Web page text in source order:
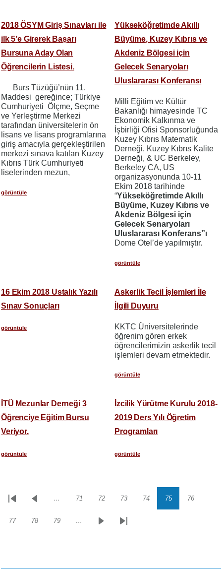
2018 ÖSYM Giriş Sınavları ile
ilk 5’e Girerek Başarı
Bursuna Aday Olan
Öğrencilerin Listesi.
Burs Tüzüğü’nün 11.
Maddesi gereğince; Türkiye
Cumhuriyeti Ölçme, Seçme
ve Yerleştirme Merkezi
tarafından üniversitelerin ön
lisans ve lisans programlarına
giriş amacıyla gerçekleştirilen
merkezi sınava katılan Kuzey
Kıbrıs Türk Cumhuriyeti
liselerinden mezun,
görüntüle
Yükseköğretimde Akıllı
Büyüme, Kuzey Kıbrıs ve
Akdeniz Bölgesi için
Gelecek Senaryoları
Uluslararası Konferansı
Milli Eğitim ve Kültür
Bakanlığı himayesinde TC
Ekonomik Kalkınma ve
İşbirliği Ofisi Sponsorluğunda
Kuzey Kıbrıs Matematik
Derneği, Kuzey Kıbrıs Kalite
Derneği, & UC Berkeley,
Berkeley CA, US
organizasyonunda 10-11
Ekim 2018 tarihinde
“Yükseköğretimde Akıllı
Büyüme, Kuzey Kıbrıs ve
Akdeniz Bölgesi için
Gelecek Senaryoları
Uluslararası Konferans”ı
Dome Otel’de yapılmıştır.
görüntüle
16 Ekim 2018 Ustalık Yazılı
Sınav Sonuçları
görüntüle
Askerlik Tecil İşlemleri İle
İlgili Duyuru
KKTC Üniversitelerinde
öğrenim gören erkek
öğrencilerimizin askerlik tecil
işlemleri devam etmektedir.
görüntüle
İTÜ Mezunlar Derneği 3
Öğrenciye Eğitim Bursu
Veriyor.
görüntüle
İzcilik Yürütme Kurulu 2018-
2019 Ders Yılı Öğretim
Programları
görüntüle
Sayfalama
İlk
Önceki… Sayfa
71 Sayfa
72 Sayfa
73 Sayfa
74 Sayfa
75 Sayfa
76
Sayfa
77 Sayfa
78 Sayfa
79 …
SonrakiSon